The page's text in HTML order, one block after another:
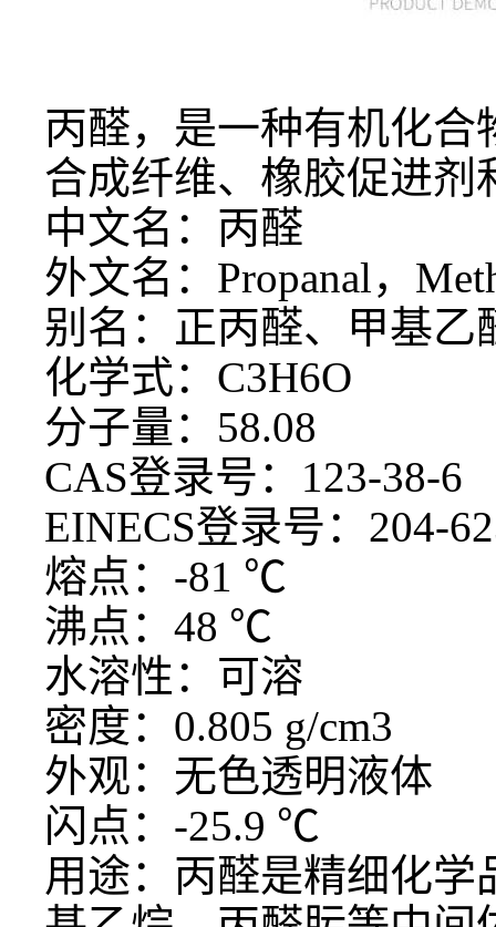
丙醛，是一种有机化合
合成纤维、橡胶促进
中文名：丙醛
外文名： Propanal，
别名：正丙醛、甲基乙
化学式： C3H6O
分子量： 58.08
CAS登录号：123-38-6
EINECS登录号：204-
熔点： -81 ℃
沸点： 48 ℃
水溶性：可溶
密度： 0.805 g/cm3
外观：无色透明液体
闪点： -25.9 ℃
用途：丙醛是精细化